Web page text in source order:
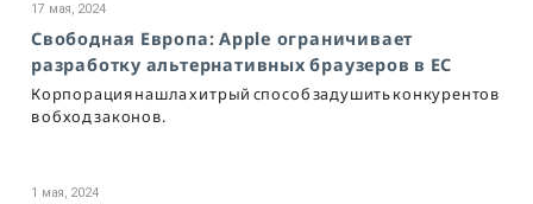
17 мая, 2024
Свободная Европа: Apple ограничивает
разработку альтернативных браузеров в ЕС
Корпорация нашла хитрый способ задушить конкурентов
в обход законов.
1 мая, 2024